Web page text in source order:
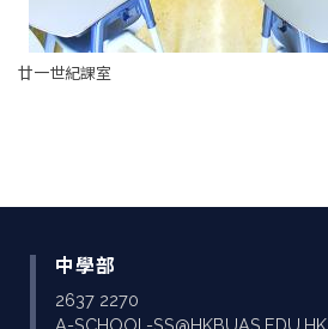
廿一世紀課室
中學部
2637 2270
A-SCHOOL-SS@HKBUAS.EDU.HK